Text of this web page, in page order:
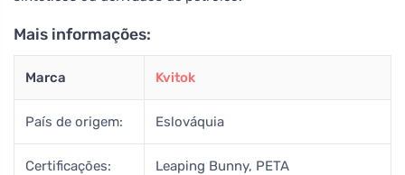
Mais informações:
Marca Kvitok
País de origem: Eslováquia
Certificações: Leaping Bunny, PETA